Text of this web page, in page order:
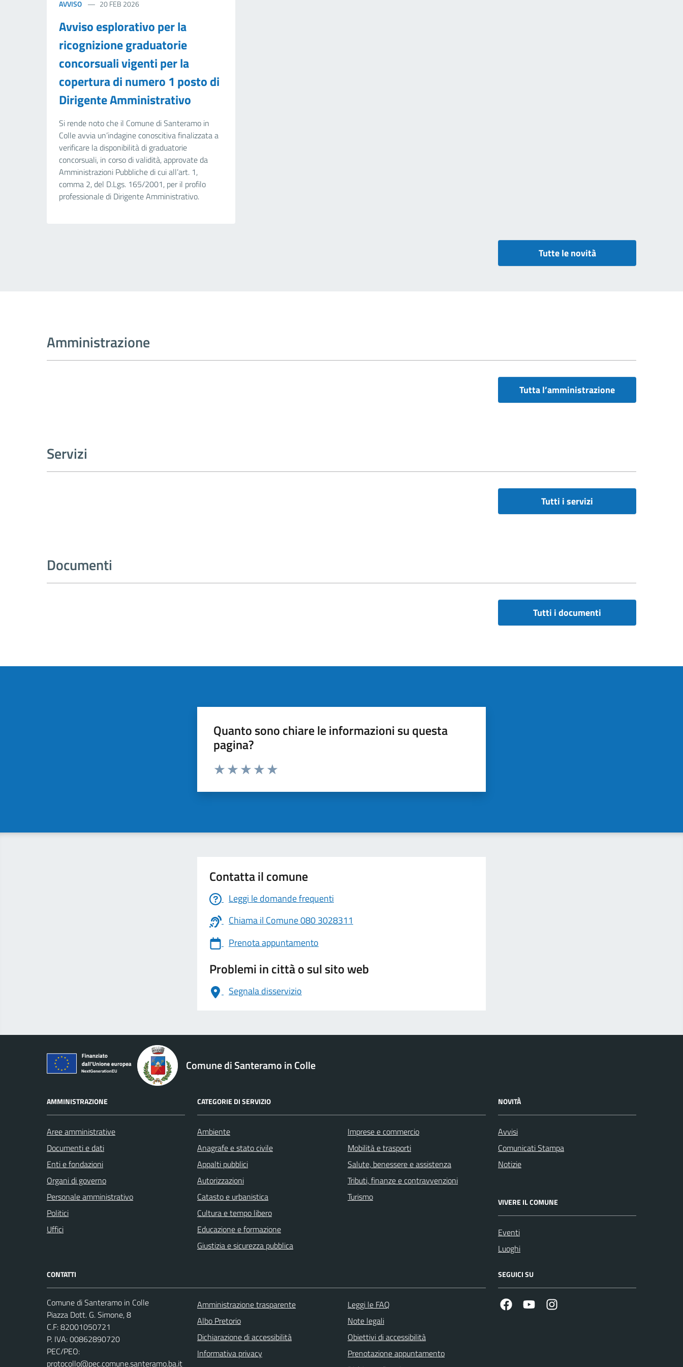
AVVISO 20 FEB 2026
Avviso esplorativo per la
ricognizione graduatorie
concorsuali vigenti per la
copertura di numero 1 posto di
Dirigente Amministrativo
Si rende noto che il Comune di Santeramo in
Colle avvia un’indagine conoscitiva finalizzata a
verificare la disponibilità di graduatorie
concorsuali, in corso di validità, approvate da
Amministrazioni Pubbliche di cui all’art. 1,
comma 2, del D.Lgs. 165/2001, per il profilo
professionale di Dirigente Amministrativo.
Tutte le novità
Amministrazione
Tutta l’amministrazione
Servizi
Tutti i servizi
Documenti
Tutti i documenti
Quanto sono chiare le informazioni su questa
pagina?
Valuta da 1 a 5 stelle la pagina
Contatta il comune
Leggi le domande frequenti
Chiama il Comune 080 3028311
Prenota appuntamento
Problemi in città o sul sito web
Segnala disservizio
logo Unione Europea
Comune di Santeramo in Colle
AMMINISTRAZIONE
Aree amministrative
Documenti e dati
Enti e fondazioni
Organi di governo
Personale amministrativo
Politici
Uffici
CATEGORIE DI SERVIZIO
Ambiente
Anagrafe e stato civile
Appalti pubblici
Autorizzazioni
Catasto e urbanistica
Cultura e tempo libero
Educazione e formazione
Giustizia e sicurezza pubblica
Imprese e commercio
Mobilità e trasporti
Salute, benessere e assistenza
Tributi, finanze e contravvenzioni
Turismo
NOVITÀ
Avvisi
Comunicati Stampa
Notizie
VIVERE IL COMUNE
Eventi
Luoghi
CONTATTI
Comune di Santeramo in Colle
Piazza Dott. G. Simone, 8
C.F:82001050721
P. IVA:00862890720
PEC/PEO:
protocollo@pec.comune.santeramo.ba.it
Amministrazione trasparente
Albo Pretorio
Dichiarazione di accessibilità
Informativa privacy
Leggi le FAQ
Note legali
Obiettivi di accessibilità
Prenotazione appuntamento
SEGUICI SU
FacebookYoutube